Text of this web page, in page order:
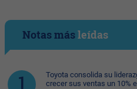
Notas másleídas
Toyota consolida su
crecer sus ventas un 10%